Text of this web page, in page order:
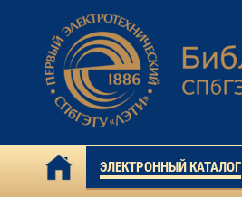
ЭЛЕКТРОННЫЙ КАТАЛОГ